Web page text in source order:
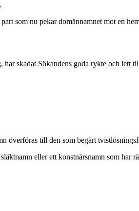
som nu pekar domännamnet mot en
skadat Sökandens goda rykte och lett
överföras till den som begärt
eller ett konstnärsnamn som